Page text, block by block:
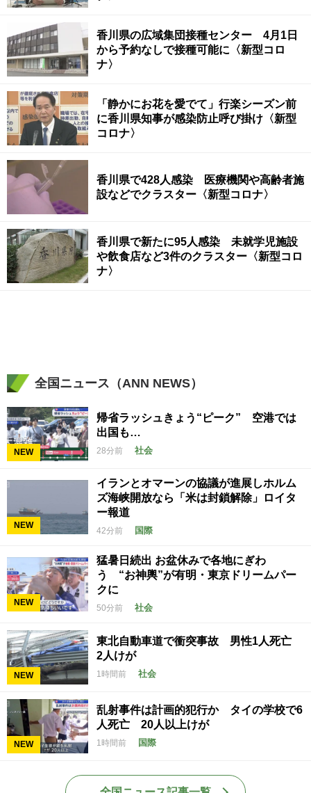
香川県の広域集団接種センター 4月1日
から予約なしで接種可能に〈新型コロ
ナ〉
「静かにお花を愛でて」行楽シーズン前
に香川県知事が感染防止呼び掛け〈新型
コロナ〉
香川県で428人感染 医療機関や高齢者施
設などでクラスター〈新型コロナ〉
香川県で新たに95人感染 未就学児施設
や飲食店など3件のクラスター〈新型コロ
ナ〉
全国ニュース（ANN NEWS）
NEW
帰省ラッシュきょう“ピーク” 空港では
出国も…
28分前 社会
NEW
イランとオマーンの協議が進展しホルム
ズ海峡開放なら「米は封鎖解除」ロイタ
ー報道
42分前 国際
NEW
猛暑日続出 お盆休みで各地にぎわ
う “お神輿”が有明・東京ドリームパー
クに
50分前 社会
NEW
東北自動車道で衝突事故 男性1人死亡
2人けが
1時間前 社会
NEW
乱射事件は計画的犯行か タイの学校で6
人死亡 20人以上けが
1時間前 国際